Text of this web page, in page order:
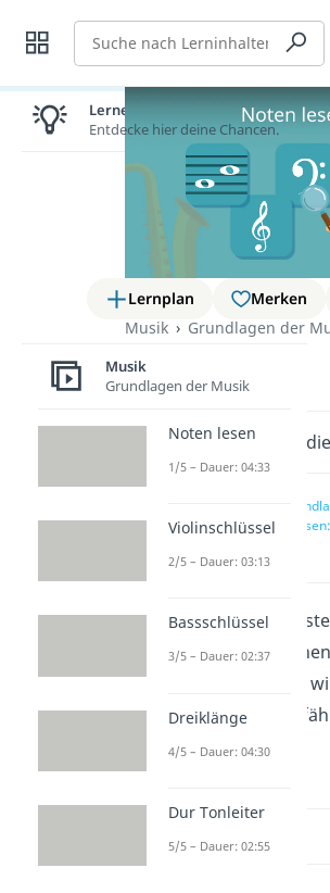
Suche
Lernplan Merken
Musik
Grundlagen der
Noten lesen
Wichtige Inhalte in
Die
Notenlesen:
Stammtöne
Noten lesenist der
du ein Instrument
Musikstück verstehen
Noten sauber liest,
Video.
Inhaltsübersicht
Lernen lohnt sich!
Entdecke hier deine Chancen.
Musik
Grundlagen der Musik
Noten lesen
1/5 – Dauer: 04:33
Violinschlüssel
2/5 – Dauer: 03:13
Bassschlüssel
3/5 – Dauer: 02:37
Dreiklänge
4/5 – Dauer: 04:30
Dur Tonleiter
5/5 – Dauer: 02:55